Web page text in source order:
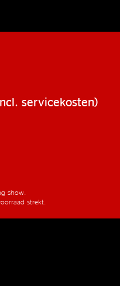
servicekosten)
show.
strekt.